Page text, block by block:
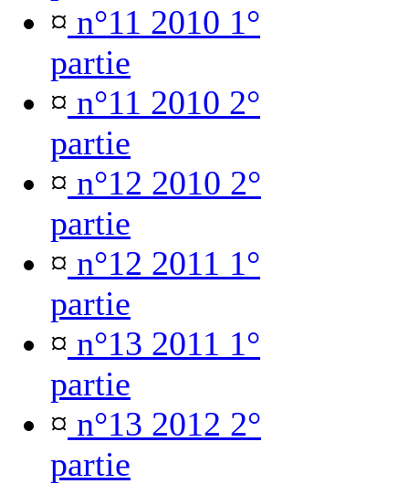
¤ n°11 2010 1°
partie
¤ n°11 2010 2°
partie
¤ n°12 2010 2°
partie
¤ n°12 2011 1°
partie
¤ n°13 2011 1°
partie
¤ n°13 2012 2°
partie